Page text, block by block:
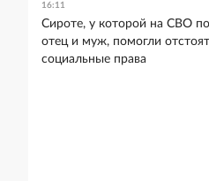
16:11
Сироте, у которой на СВО
отец и муж, помогли
социальные права